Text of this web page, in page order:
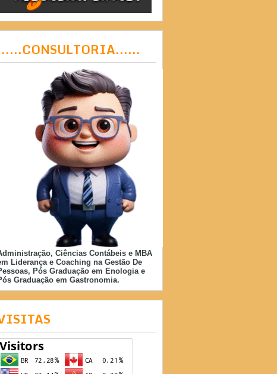
Ciências Contábeis e MBA
Liderança e Coaching na Gestão De
Pós Graduação em Enologia e
Graduação em Gastronomia.